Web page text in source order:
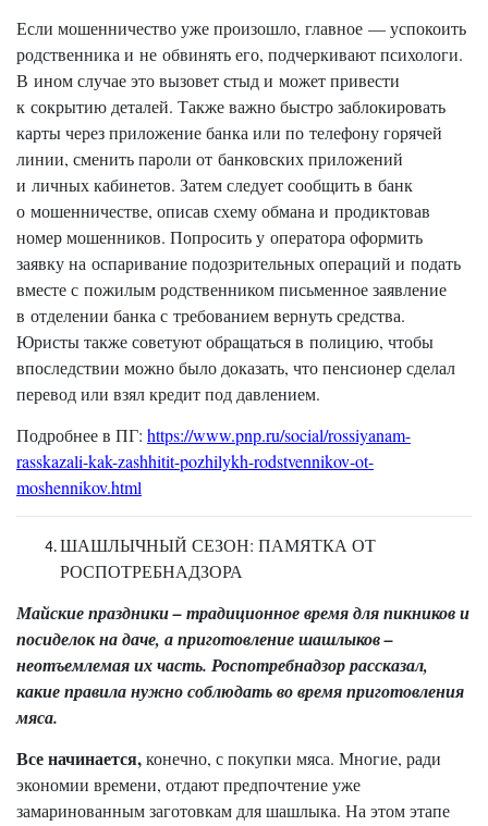
Если мошенничество уже произошло, главное — успокоить
родственника и не обвинять его, подчеркивают психологи.
В ином случае это вызовет стыд и может привести
к сокрытию деталей. Также важно быстро заблокировать
карты через приложение банка или по телефону горячей
линии, сменить пароли от банковских приложений
и личных кабинетов. Затем следует сообщить в банк
о мошенничестве, описав схему обмана и продиктовав
номер мошенников. Попросить у оператора оформить
заявку на оспаривание подозрительных операций и подать
вместе с пожилым родственником письменное заявление
в отделении банка с требованием вернуть средства.
Юристы также советуют обращаться в полицию, чтобы
впоследствии можно было доказать, что пенсионер сделал
перевод или взял кредит под давлением.
Подробнее в ПГ: https://www.pnp.ru/social/rossiyanam-
rasskazali-kak-zashhitit-pozhilykh-rodstvennikov-ot-
moshennikov.html
ШАШЛЫЧНЫЙ СЕЗОН: ПАМЯТКА ОТ
РОСПОТРЕБНАДЗОРА
Майские праздники – традиционное время для пикников и
посиделок на даче, а приготовление шашлыков –
неотъемлемая их часть. Роспотребнадзор рассказал,
какие правила нужно соблюдать во время приготовления
мяса.
Все начинается,конечно, с покупки мяса. Многие, ради
экономии времени, отдают предпочтение уже
замаринованным заготовкам для шашлыка. На этом этапе